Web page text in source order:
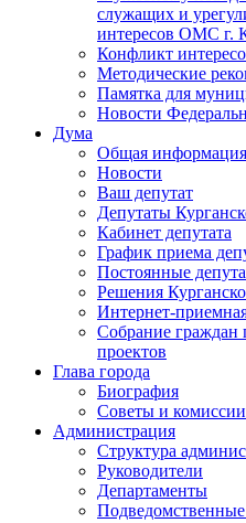
служащих и
интересов ОМС г.
Конфликт
Методические
Памятка для
Новости
Дума
Общая информация
Новости
Ваш депутат
Депутаты
Кабинет депутата
График приема
Постоянные
Решения
Интернет-
Собрание
проектов
Глава города
Биография
Советы и
Администрация
Структура
Руководители
Департаменты